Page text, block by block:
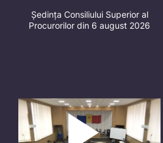
Ședința Consiliului Superior al
Procurorilor din 6 august 2026